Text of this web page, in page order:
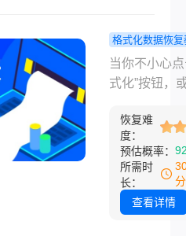
的案例。今
就聊聊硬盘
如何有效拯
格式化数据恢复
盘格式化后
能恢复吗？
与高效方法
解！
当你不小心点
式化”按钮，
化才能使用
多人都经历
紧绷的感觉
可能有重要
文件，珍贵
恢复难
度：
预估概率：
所需时
长：
查看详情